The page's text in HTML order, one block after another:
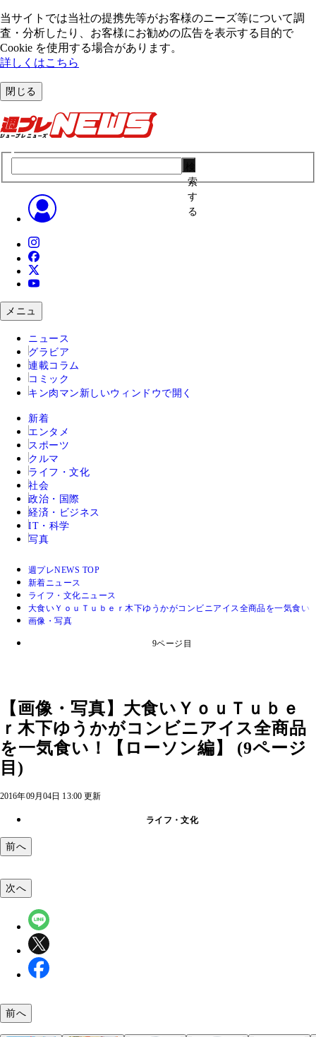
当サイトでは当社の提携先等がお客様のニーズ等について調
査・分析したり、お客様にお勧めの広告を表⽰する⽬的で
Cookie を使⽤する場合があります。
詳しくはこちら
閉じる
索
す
る
メニュ
ニュース
グラビア
連載コラム
コミック
キン肉マン 新しいウィンドウで開く
新着
エンタメ
スポーツ
クルマ
ライフ・文化
社会
政治・国際
経済・ビジネス
IT・科学
写真
週プレNEWS TOP
新着ニュース
ライフ・文化ニュース
大食いＹｏｕＴｕｂｅｒ木下ゆうかがコンビニアイス全商品を一気食い
画像・写真
9ページ目
【画像・写真】大食いＹｏｕＴｕｂｅ
ｒ木下ゆうかがコンビニアイス全商品
を一気食い！【ローソン編】 (9ページ
目)
2016年09月04日 13:00 更新
ライフ・文化
前へ
次へ
前へ